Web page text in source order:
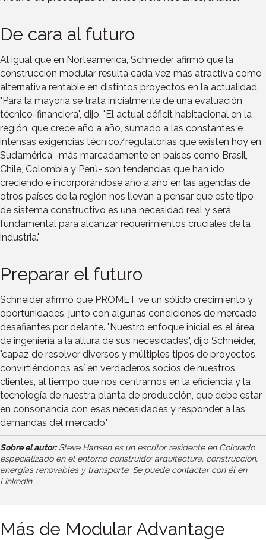
De cara al futuro
Al igual que en Norteamérica, Schneider afirmó que la
construcción modular resulta cada vez más atractiva como
alternativa rentable en distintos proyectos en la actualidad.
"Para la mayoría se trata inicialmente de una evaluación
técnico-financiera", dijo. "El actual déficit habitacional en la
región, que crece año a año, sumado a las constantes e
intensas exigencias técnico/regulatorias que existen hoy en
Sudamérica -más marcadamente en países como Brasil,
Chile, Colombia y Perú- son tendencias que han ido
creciendo e incorporándose año a año en las agendas de
otros países de la región nos llevan a pensar que este tipo
de sistema constructivo es una necesidad real y será
fundamental para alcanzar requerimientos cruciales de la
industria."
Preparar el futuro
Schneider afirmó que PROMET ve un sólido crecimiento y
oportunidades, junto con algunas condiciones de mercado
desafiantes por delante. "Nuestro enfoque inicial es el área
de ingeniería a la altura de sus necesidades", dijo Schneider,
"capaz de resolver diversos y múltiples tipos de proyectos,
convirtiéndonos así en verdaderos socios de nuestros
clientes, al tiempo que nos centramos en la eficiencia y la
tecnología de nuestra planta de producción, que debe estar
en consonancia con esas necesidades y responder a las
demandas del mercado."
Sobre el autor:Steve Hansen es un escritor residente en Colorado
especializado en el entorno construido: arquitectura, construcción,
energías renovables y transporte. Se puede contactar con él en
LinkedIn.
Más de Modular Advantage